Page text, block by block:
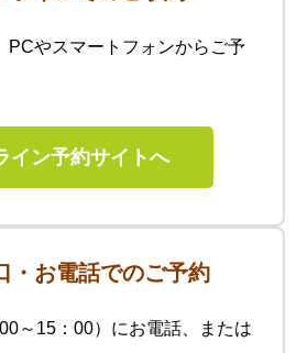
PCやスマートフォンからご予
イン予約サイトへ
・お電話でのご予約
～15：00）にお電話、または